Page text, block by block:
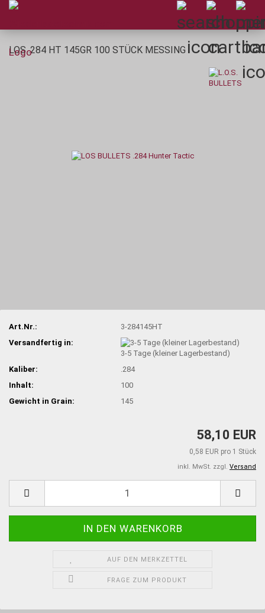
LOS .284 HT 145GR 100 STÜCK MESSING
Art.Nr.:
3-284145HT
Versandfertig in:
3-5 Tage (kleiner Lagerbestand)
Kaliber:
.284
Inhalt:
100
Gewicht in Grain:
145
58,10 EUR
0,58 EUR pro 1 Stück
inkl. MwSt. zzgl. Versand
AUF DEN MERKZETTEL
FRAGE ZUM PRODUKT